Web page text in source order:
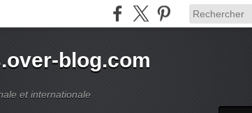
blog.com
et internationale